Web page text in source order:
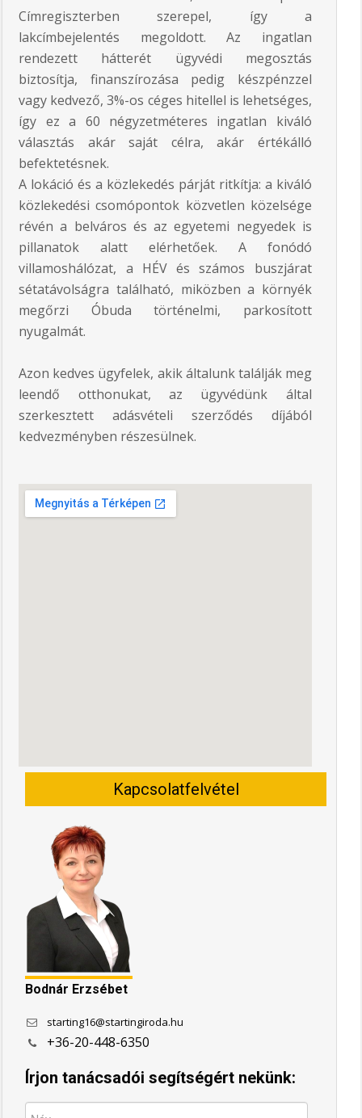
Címregiszterben szerepel, így a
lakcímbejelentés megoldott. Az ingatlan
rendezett hátterét ügyvédi megosztás
biztosítja, finanszírozása pedig készpénzzel
vagy kedvező, 3%-os céges hitellel is lehetséges,
így ez a 60 négyzetméteres ingatlan kiváló
választás akár saját célra, akár értékálló
befektetésnek.
A lokáció és a közlekedés párját ritkítja: a kiváló
közlekedési csomópontok közvetlen közelsége
révén a belváros és az egyetemi negyedek is
pillanatok alatt elérhetőek. A fonódó
villamoshálózat, a HÉV és számos buszjárat
sétatávolságra található, miközben a környék
megőrzi Óbuda történelmi, parkosított
nyugalmát.
Azon kedves ügyfelek, akik általunk találják meg
leendő otthonukat, az ügyvédünk által
szerkesztett adásvételi szerződés díjából
kedvezményben részesülnek.
Kapcsolatfelvétel
Bodnár Erzsébet
starting16@startingiroda.hu
+36-20-448-6350
Írjon tanácsadói segítségért nekünk: